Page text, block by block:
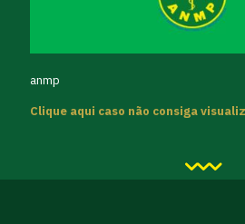
anmp
Clique aqui caso não consiga